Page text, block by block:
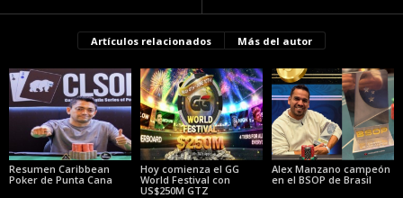
Artículos relacionados Más del autor
Resumen Caribbean
Poker de Punta Cana
Hoy comienza el GG
World Festival con
US$250M GTZ
Alex Manzano campeón
en el BSOP de Brasil